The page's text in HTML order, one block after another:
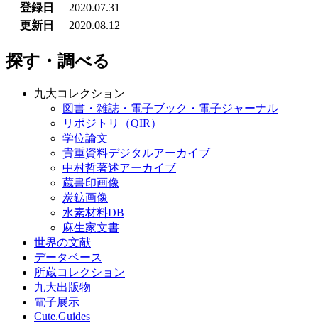
登録日
2020.07.31
更新日
2020.08.12
探す・調べる
九大コレクション
図書・雑誌・電子ブック・電子ジャーナル
リポジトリ（QIR）
学位論文
貴重資料デジタルアーカイブ
中村哲著述アーカイブ
蔵書印画像
炭鉱画像
水素材料DB
麻生家文書
世界の文献
データベース
所蔵コレクション
九大出版物
電子展示
Cute.Guides